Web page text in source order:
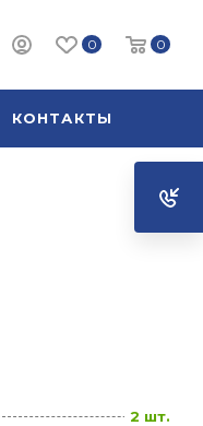
0 0
КОНТАКТЫ
2 шт.